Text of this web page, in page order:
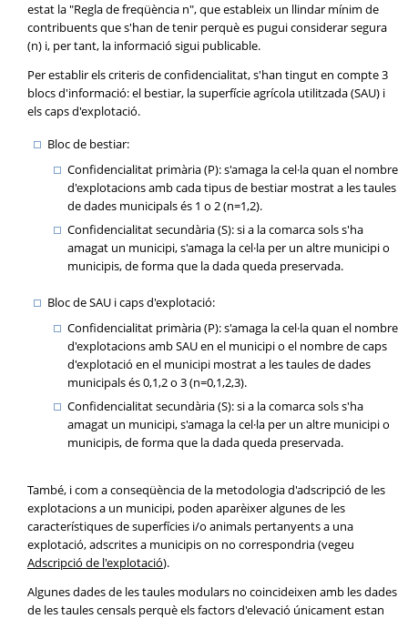
estat la "Regla de freqüència n", que estableix un llindar mínim de
contribuents que s'han de tenir perquè es pugui considerar segura
(n) i, per tant, la informació sigui publicable.
Per establir els criteris de confidencialitat, s'han tingut en compte 3
blocs d'informació: el bestiar, la superfície agrícola utilitzada (SAU) i
els caps d'explotació.
Bloc de bestiar:
Confidencialitat primària (P): s'amaga la cel·la quan el nombre
d'explotacions amb cada tipus de bestiar mostrat a les taules
de dades municipals és 1 o 2 (n=1,2).
Confidencialitat secundària (S): si a la comarca sols s'ha
amagat un municipi, s'amaga la cel·la per un altre municipi o
municipis, de forma que la dada queda preservada.
Bloc de SAU i caps d'explotació:
Confidencialitat primària (P): s'amaga la cel·la quan el nombre
d'explotacions amb SAU en el municipi o el nombre de caps
d'explotació en el municipi mostrat a les taules de dades
municipals és 0,1,2 o 3 (n=0,1,2,3).
Confidencialitat secundària (S): si a la comarca sols s'ha
amagat un municipi, s'amaga la cel·la per un altre municipi o
municipis, de forma que la dada queda preservada.
També, i com a conseqüència de la metodologia d'adscripció de les
explotacions a un municipi, poden aparèixer algunes de les
característiques de superfícies i/o animals pertanyents a una
explotació, adscrites a municipis on no correspondria (vegeu
Adscripció de l'explotació).
Algunes dades de les taules modulars no coincideixen amb les dades
de les taules censals perquè els factors d'elevació únicament estan